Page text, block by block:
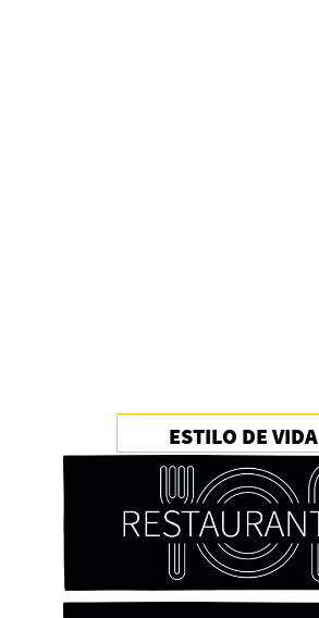
ESTILO DE VIDA